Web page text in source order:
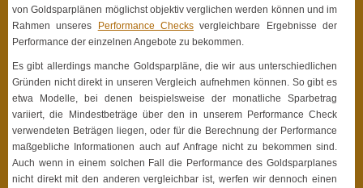
von Goldsparplänen möglichst objektiv verglichen werden können und im
Rahmen unseres Performance Checks vergleichbare Ergebnisse der
Performance der einzelnen Angebote zu bekommen.
Es gibt allerdings manche Goldsparpläne, die wir aus unterschiedlichen
Gründen nicht direkt in unseren Vergleich aufnehmen können. So gibt es
etwa Modelle, bei denen beispielsweise der monatliche Sparbetrag
variiert, die Mindestbeträge über den in unserem Performance Check
verwendeten Beträgen liegen, oder für die Berechnung der Performance
maßgebliche Informationen auch auf Anfrage nicht zu bekommen sind.
Auch wenn in einem solchen Fall die Performance des Goldsparplanes
nicht direkt mit den anderen vergleichbar ist, werfen wir dennoch einen